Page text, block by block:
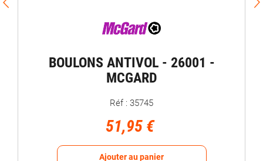
BOULONS ANTIVOL - 26001 -
MCGARD
Réf : 35745
51,95 €
Ajouter au panier